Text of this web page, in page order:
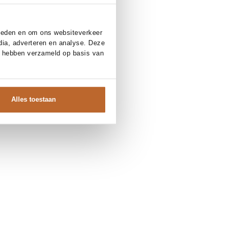
en om ons websiteverkeer
adverteren en analyse. Deze
verzameld op basis van
Alles toestaan